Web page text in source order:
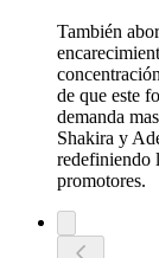
También
de que este
demanda
Shakira y
redefiniendo
promotores.